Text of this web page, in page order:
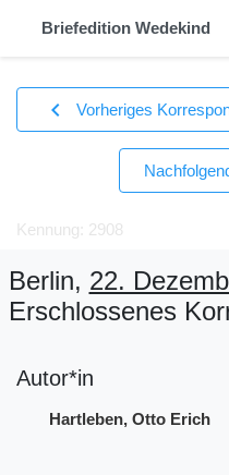
Briefedition Wedekind
chevron_left Vorheriges
Kennung: 2908
Berlin, 22.
Erschlossenes
Autor*in
Hartleben, Otto Erich